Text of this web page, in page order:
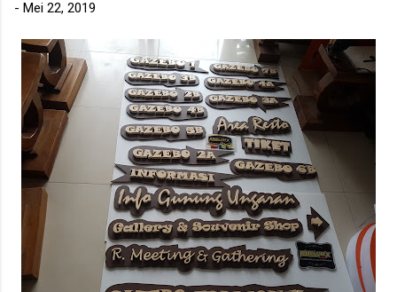
- Mei 22, 2019